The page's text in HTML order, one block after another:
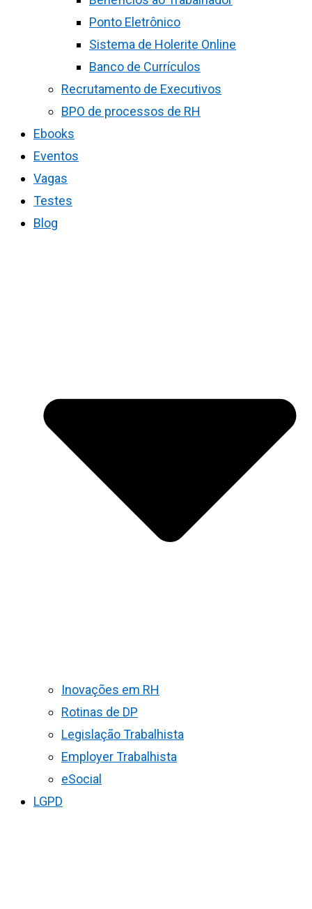
Ponto Eletrônico
Sistema de Holerite Online
Banco de Currículos
Recrutamento de Executivos
BPO de processos de RH
Ebooks
Eventos
Vagas
Testes
Blog
Inovações em RH
Rotinas de DP
Legislação Trabalhista
Employer Trabalhista
eSocial
LGPD